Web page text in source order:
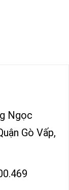
Ngọc
Gò Vấp,